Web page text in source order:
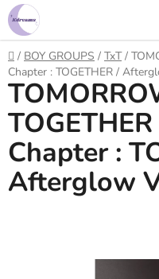
Prejsť
na
obsah
Domov
/ BOY GROUPS / TxT /
Chapter : TOGETHER /
Chapter :
Afterglow